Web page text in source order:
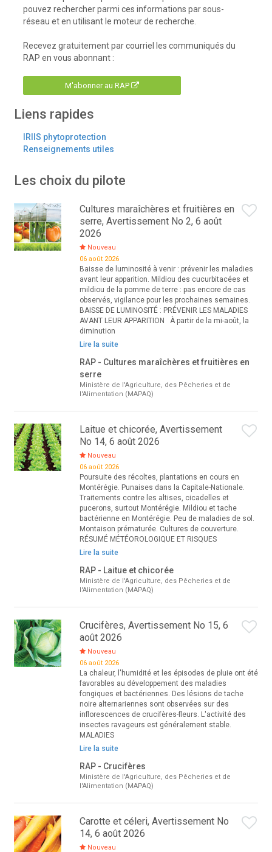
pouvez rechercher parmi ces informations par sous-
réseau et en utilisant le moteur de recherche.
Recevez gratuitement par courriel les communiqués du
RAP en vous abonnant :
M'abonner au RAP
Liens rapides
IRIIS phytoprotection
Renseignements utiles
Les choix du pilote
Cultures maraîchères et fruitières en
serre, Avertissement No 2, 6 août
2026
Nouveau
06 août 2026
Baisse de luminosité à venir : prévenir les maladies
avant leur apparition. Mildiou des cucurbitacées et
mildiou de la pomme de terre : pas encore de cas
observés, vigilance pour les prochaines semaines.
BAISSE DE LUMINOSITÉ : PRÉVENIR LES MALADIES
AVANT LEUR APPARITION À partir de la mi-août, la
diminution
Lire la suite
RAP - Cultures maraîchères et fruitières en
serre
Ministère de l'Agriculture, des Pêcheries et de
l'Alimentation (MAPAQ)
Laitue et chicorée, Avertissement
No 14, 6 août 2026
Nouveau
06 août 2026
Poursuite des récoltes, plantations en cours en
Montérégie. Punaises dans la Capitale-Nationale.
Traitements contre les altises, cicadelles et
pucerons, surtout Montérégie. Mildiou et tache
bactérienne en Montérégie. Peu de maladies de sol.
Montaison prématurée. Cultures de couverture.
RÉSUMÉ MÉTÉOROLOGIQUE ET RISQUES
Lire la suite
RAP - Laitue et chicorée
Ministère de l'Agriculture, des Pêcheries et de
l'Alimentation (MAPAQ)
Crucifères, Avertissement No 15, 6
août 2026
Nouveau
06 août 2026
La chaleur, l'humidité et les épisodes de pluie ont été
favorables au développement des maladies
fongiques et bactériennes. Des lésions de tache
noire alternariennes sont observées sur des
inflorescences de crucifères-fleurs. L'activité des
insectes ravageurs est généralement stable.
MALADIES
Lire la suite
RAP - Crucifères
Ministère de l'Agriculture, des Pêcheries et de
l'Alimentation (MAPAQ)
Carotte et céleri, Avertissement No
14, 6 août 2026
Nouveau